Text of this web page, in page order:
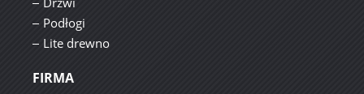
Podłogi
Lite drewno
FIRMA